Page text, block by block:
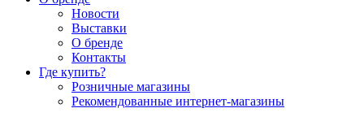
Новости
Выставки
О бренде
Контакты
Где купить?
Розничные магазины
Рекомендованные интернет-магазины